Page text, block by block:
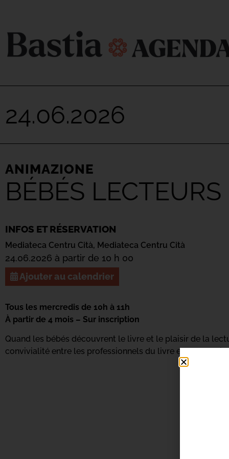
24.06.2026
ANIMAZIONE
BÉBÉS LECTEURS
INFOS ET RÉSERVATION
Mediateca Centru Cità, Mediateca Centru Cità
24.06.2026 à partir de 10 h 00
Ajouter au calendrier
Tous les mercredis de 10h à 11h
À partir de 4 mois – Sur inscription
Quand les bébés découvrent le livre et le plaisir de la
convivialité entre les professionnels du livre et de la